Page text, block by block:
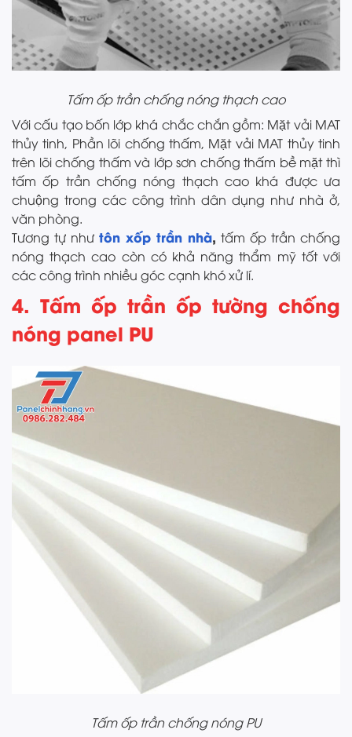
Tấm ốp trần chống nóng thạch cao
Với cấu tạo bốn lớp khá chắc chắn gồm: Mặt vải MAT
thủy tinh, Phần lõi chống thấm, Mặt vải MAT thủy tinh
trên lõi chống thấm và lớp sơn chống thấm bề mặt thì
tấm ốp trần chống nóng thạch cao khá được ưa
chuộng trong các công trình dân dụng như nhà ở,
văn phòng.
Tương tự như tôn xốp trần nhà, tấm ốp trần chống
nóng thạch cao còn có khả năng thẩm mỹ tốt với
các công trình nhiều góc cạnh khó xử lí.
4. Tấm ốp trần ốp tường chống
nóng panel PU
Tấm ốp trần chống nóng PU